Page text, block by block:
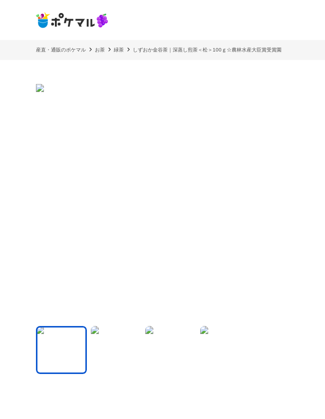
産直・通販のポケマル お茶 緑茶 しずおか金谷茶｜深蒸し煎茶＜松＞100ｇ☆農林水産大臣賞受賞園